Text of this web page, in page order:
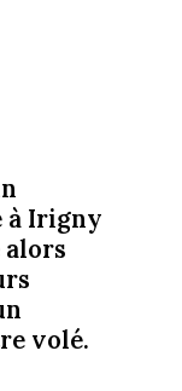
à Irigny
volé.